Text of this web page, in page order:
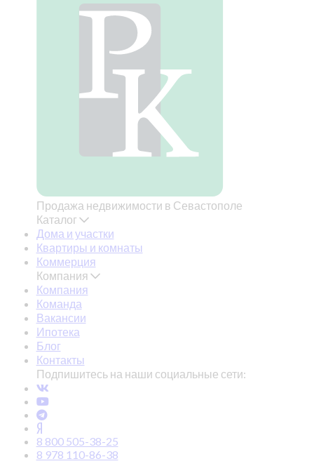
Продажа недвижимости в Севастополе
Каталог
Дома и участки
Квартиры и комнаты
Коммерция
Компания
Компания
Команда
Вакансии
Ипотека
Блог
Контакты
Подпишитесь на наши социальные сети:
8 800 505-38-25
8 978 110-86-38